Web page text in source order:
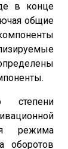
в конце
общие
степени
режима
оборотов